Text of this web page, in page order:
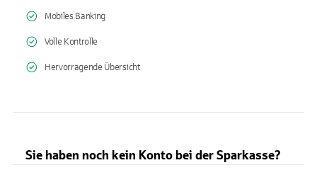
Mobiles Banking
Volle Kontrolle
Hervorragende Übersicht
Sie haben noch kein Konto bei der Sparkasse?